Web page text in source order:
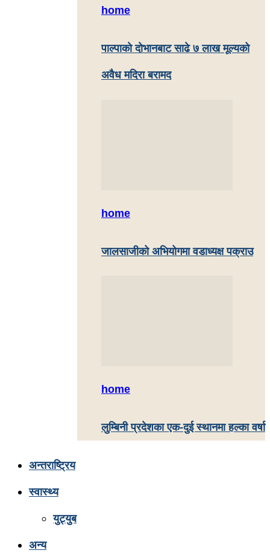
home
पाल्पाकाे दाेभानबाट साढे ७ लाख मूल्यको
अवैध मदिरा बरामद
home
जालसाजीको अभियोगमा वडाध्यक्ष पक्राउ
home
लुम्बिनी प्रदेशका एक-दुई स्थानमा हल्का वर्षा
अन्तराष्ट्रिय
स्वास्थ्य
युट्युब
अन्य